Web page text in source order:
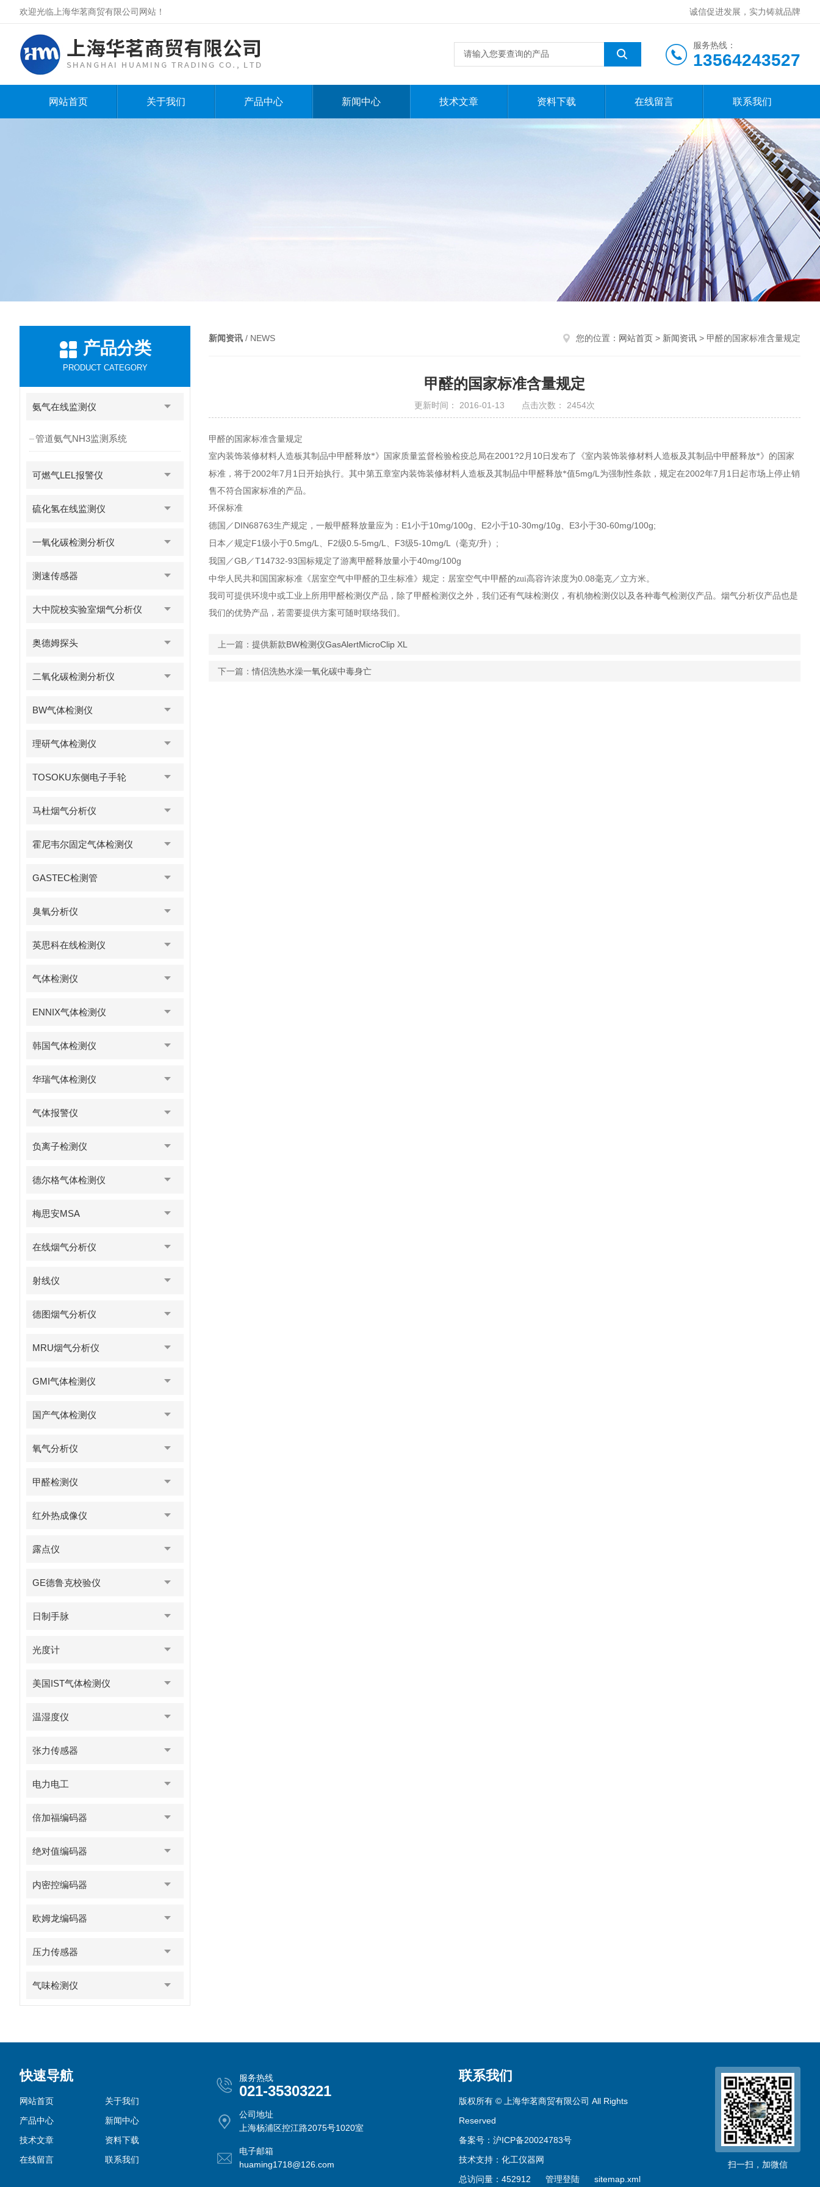
欢迎光临上海华茗商贸有限公司网站！ 诚信促进发展，实力铸就品牌
服务热线：
13564243527
网站首页 关于我们 产品中心 新闻中心 技术文章 资料下载 在线留言 联系我们
产品分类
PRODUCT CATEGORY
氨气在线监测仪
管道氨气NH3监测系统
可燃气LEL报警仪
硫化氢在线监测仪
一氧化碳检测分析仪
测速传感器
大中院校实验室烟气分析仪
奥德姆探头
二氧化碳检测分析仪
BW气体检测仪
理研气体检测仪
TOSOKU东侧电子手轮
马杜烟气分析仪
霍尼韦尔固定气体检测仪
GASTEC检测管
臭氧分析仪
英思科在线检测仪
气体检测仪
ENNIX气体检测仪
韩国气体检测仪
华瑞气体检测仪
气体报警仪
负离子检测仪
德尔格气体检测仪
梅思安MSA
在线烟气分析仪
射线仪
德图烟气分析仪
MRU烟气分析仪
GMI气体检测仪
国产气体检测仪
氧气分析仪
甲醛检测仪
红外热成像仪
露点仪
GE德鲁克校验仪
日制手脉
光度计
美国IST气体检测仪
温湿度仪
张力传感器
电力电工
倍加福编码器
绝对值编码器
内密控编码器
欧姆龙编码器
压力传感器
气味检测仪
新闻资讯 / NEWS 您的位置： 网站首页 > 新闻资讯 > 甲醛的国家标准含量规定
甲醛的国家标准含量规定
更新时间： 2016-01-13 点击次数： 2454次
甲醛的国家标准含量规定
室内装饰装修材料人造板其制品中甲醛释放*》国家质量监督检验检疫总局在2001?2 月 10 日发布了《室内装饰装修材料人造板及其制品中甲醛释放*》的国家
标准，将于2002年7 月 1 日开始执行。其中第五章室内装饰装修材料人造板及其制品中甲醛释放*值5mg/L 为强制性条款，规定在2002年7 月 1 日起市场上停止销
售不符合国家标准的产品。
环保标准
德国／ DIN68763生产规定，一般甲醛释放量应为： E1 小于10mg/100g、 E2小于10-30mg/10g、 E3小于30-60mg/100g;
日本／规定F1 级小于0.5mg/L 、 F2级0.5-5mg/L 、 F3级5-10mg/L （毫克/升） ;
我国／GB／T14732-93 国标规定了游离甲醛释放量小于40mg/100g
中华人民共和国国家标准《居室空气中甲醛的卫生标准》规定：居室空气中甲醛的zui高容许浓度为0.08毫克／立方米。
我司可提供环境中或工业上所用甲醛检测仪产品，除了甲醛检测仪之外，我们还有气味检测仪，有机物检测仪以及各种毒气检测仪产品。烟气分析仪产品也是
我们的优势产品，若需要提供方案可随时联络我们。
上一篇： 提供新款BW检测仪GasAlertMicroClip XL
下一篇：情侣洗热水澡一氧化碳中毒身亡
快速导航
网站首页
关于我们
产品中心
新闻中心
技术文章
资料下载
在线留言
联系我们
服务热线
021-35303221
公司地址
上海杨浦区控江路2075号1020室
电子邮箱
huaming1718@126.com
联系我们
版权所有 © 上海华茗商贸有限公司 All Rights
Reserved
备案号：沪ICP备20024783号
技术支持： 化工仪器网
总访问量：452912 管理登陆 sitemap.xml
扫一扫，加微信